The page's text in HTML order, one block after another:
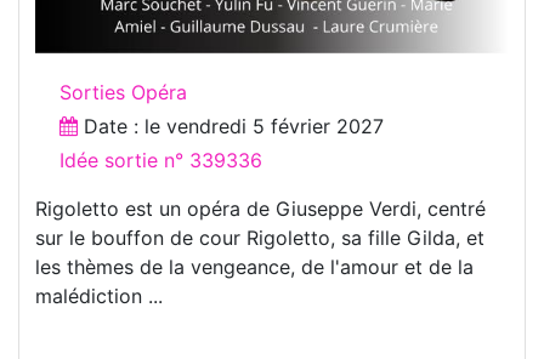
Sorties Opéra
Date : le vendredi 5 février 2027
Idée sortie n° 339336
Rigoletto est un opéra de Giuseppe Verdi, centré
sur le bouffon de cour Rigoletto, sa fille Gilda, et
les thèmes de la vengeance, de l'amour et de la
malédiction ...